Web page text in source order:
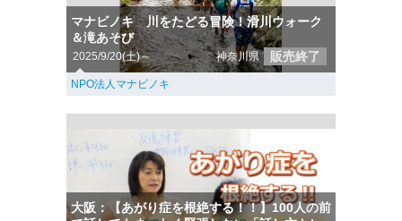
マナビノキ 川をたどる冒険！滑川ウォーク
＆滝あそび
2025/9/20(土)～ 神奈川県 販売終了
NPO法人マナビノキ
大阪：【あがり症を根絶する！！】100人の前